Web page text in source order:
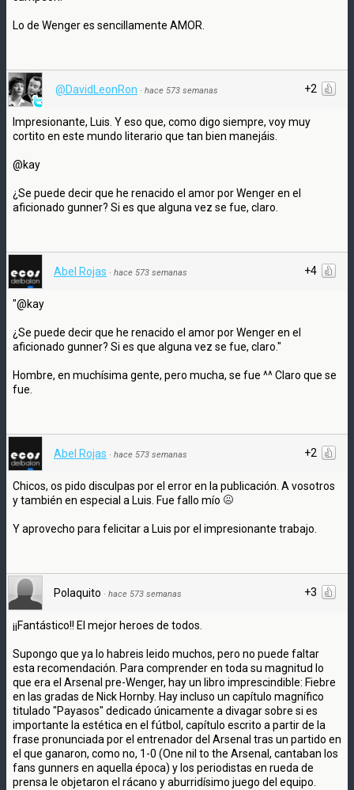
Lo de Wenger es sencillamente AMOR.
+2
@DavidLeonRon · hace 573 semanas
Impresionante, Luis. Y eso que, como digo siempre, voy muy
cortito en este mundo literario que tan bien manejáis.
@kay
¿Se puede decir que he renacido el amor por Wenger en el
aficionado gunner? Si es que alguna vez se fue, claro.
+4
Abel Rojas · hace 573 semanas
"@kay
¿Se puede decir que he renacido el amor por Wenger en el
aficionado gunner? Si es que alguna vez se fue, claro."
Hombre, en muchísima gente, pero mucha, se fue ^^ Claro que se
fue.
+2
Abel Rojas · hace 573 semanas
Chicos, os pido disculpas por el error en la publicación. A vosotros
y también en especial a Luis. Fue fallo mío
Y aprovecho para felicitar a Luis por el impresionante trabajo.
+3
Polaquito · hace 573 semanas
¡¡Fantástico!! El mejor heroes de todos.
Supongo que ya lo habreis leido muchos, pero no puede faltar
esta recomendación. Para comprender en toda su magnitud lo
que era el Arsenal pre-Wenger, hay un libro imprescindible: Fiebre
en las gradas de Nick Hornby. Hay incluso un capítulo magnífico
titulado "Payasos" dedicado únicamente a divagar sobre si es
importante la estética en el fútbol, capítulo escrito a partir de la
frase pronunciada por el entrenador del Arsenal tras un partido en
el que ganaron, como no, 1-0 (One nil to the Arsenal, cantaban los
fans gunners en aquella época) y los periodistas en rueda de
prensa le objetaron el rácano y aburridísimo juego del equipo.